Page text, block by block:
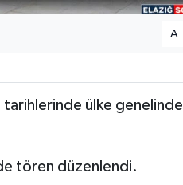
A-
tarihlerinde ülke genelinde
tören düzenlendi.